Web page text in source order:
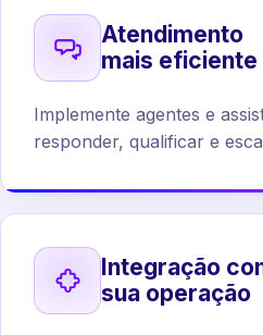
Atendimento
mais eficiente
Implemente agentes e
responder, qualificar e
Integração
sua operação